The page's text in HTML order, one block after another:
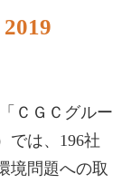
ＣＧＣグルー
では、196社
境問題への取